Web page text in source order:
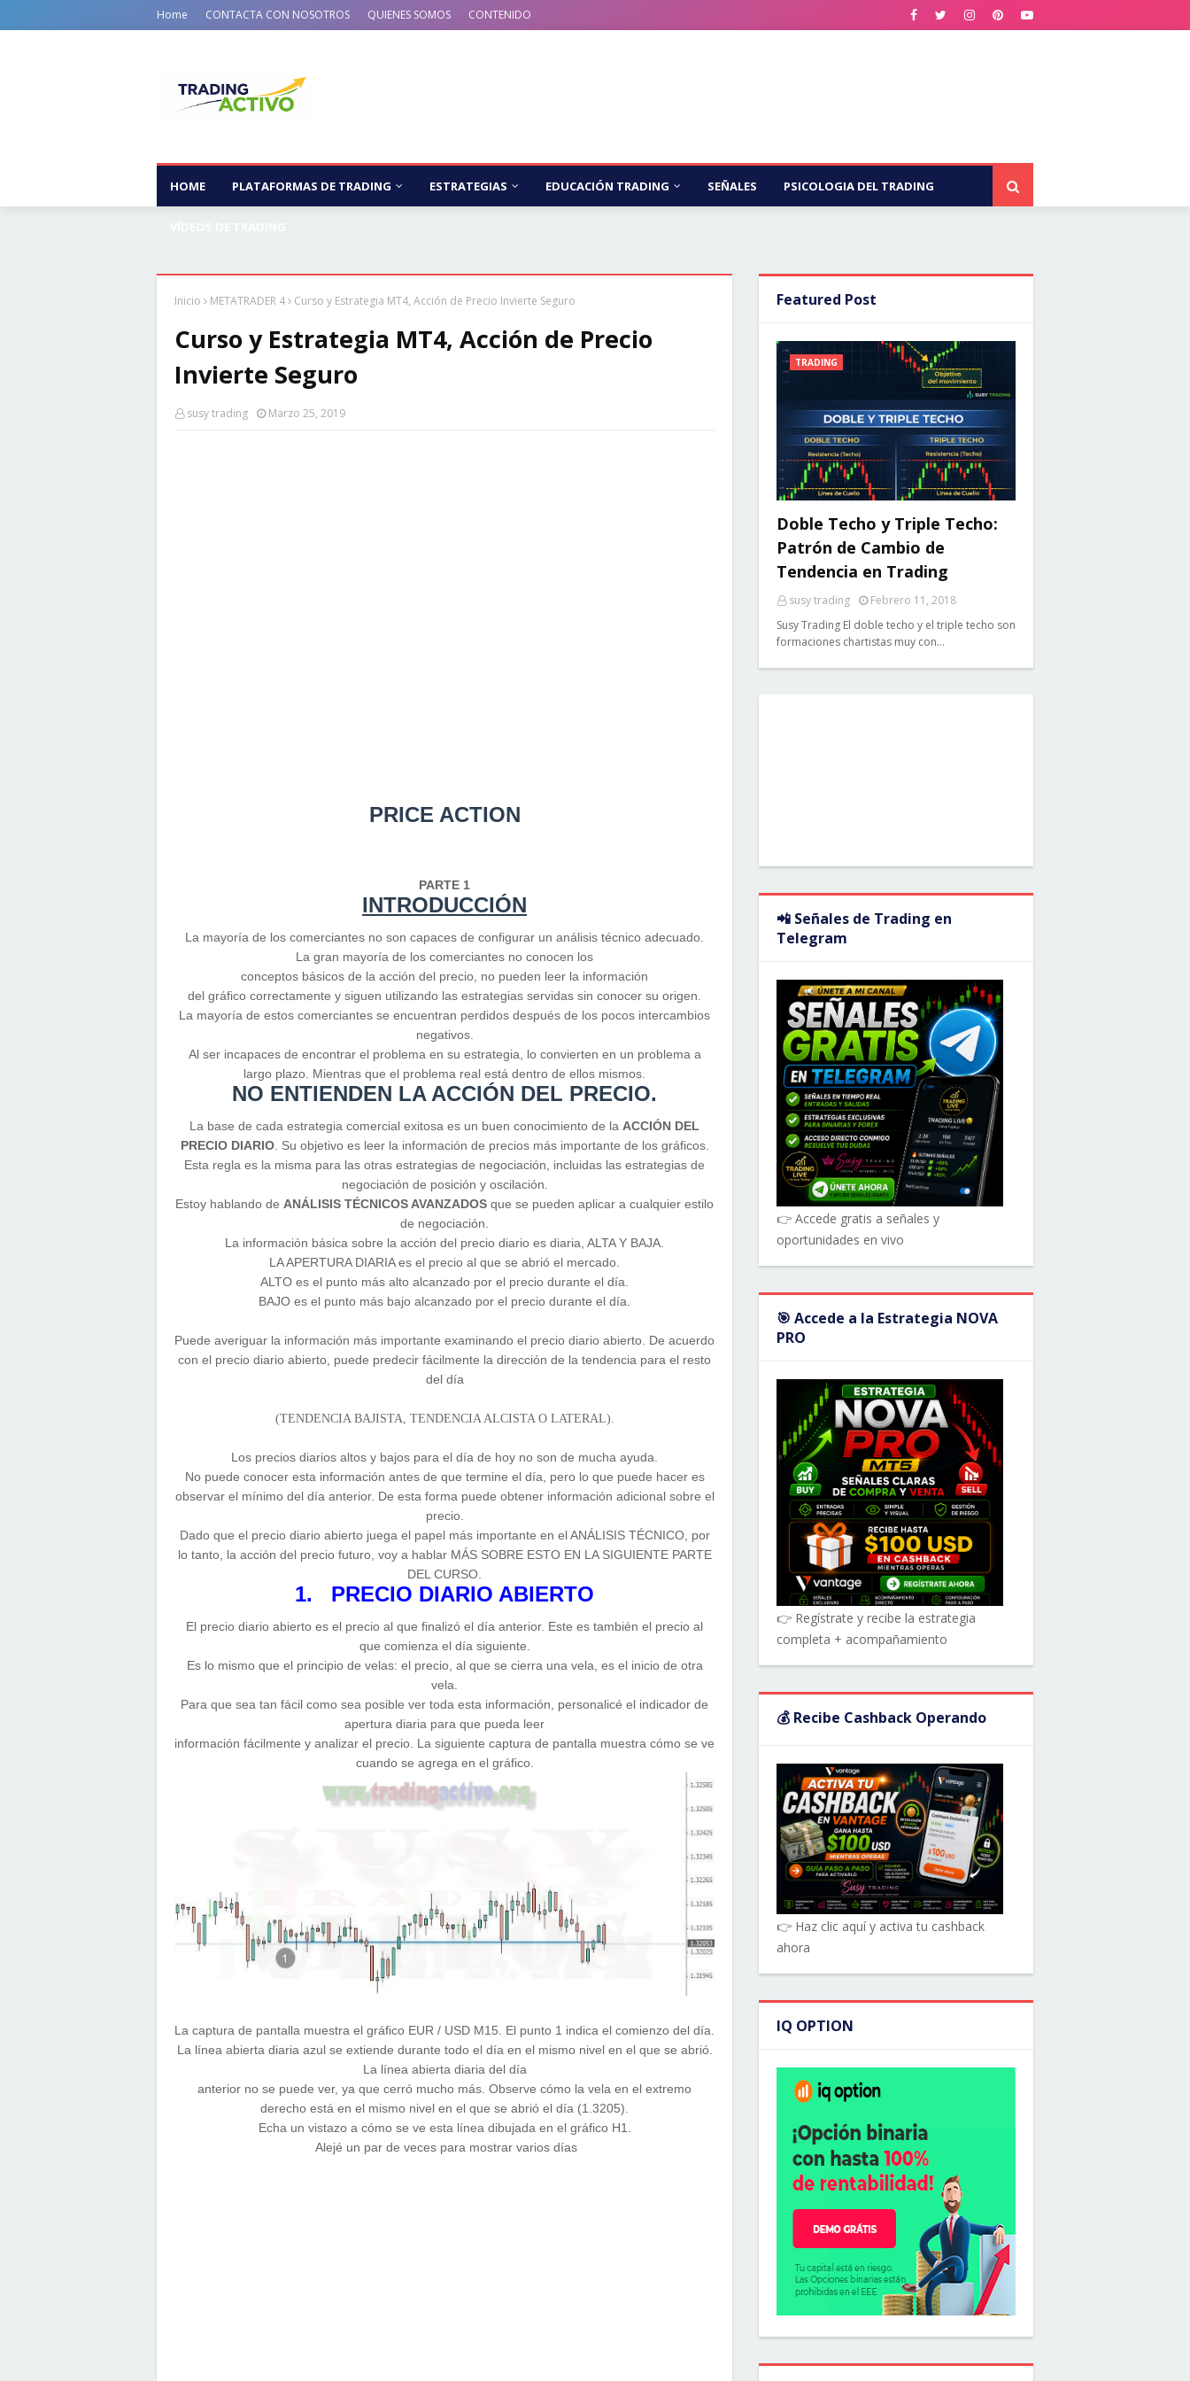
Home CONTACTA CON NOSOTROS QUIENES SOMOS CONTENIDO
HOME PLATAFORMAS DE TRADING ESTRATEGIAS EDUCACIÓN TRADING SEÑALES PSICOLOGIA DEL TRADING
Inicio METATRADER 4 Curso y Estrategia MT4, Acción de Precio Invierte Seguro
Curso y Estrategia MT4, Acción de Precio
Invierte Seguro
susy trading Marzo 25, 2019
PRICE ACTION
PARTE 1
INTRODUCCIÓN
La mayoría de los comerciantes no son capaces de configurar un análisis técnico adecuado.
La gran mayoría de los comerciantes no conocen los
conceptos básicos de la acción del precio, no pueden leer la información
del gráfico correctamente y siguen utilizando las estrategias servidas sin conocer su origen.
La mayoría de estos comerciantes se encuentran perdidos después de los pocos intercambios
negativos.
Al ser incapaces de encontrar el problema en su estrategia, lo convierten en un problema a
largo plazo. Mientras que el problema real está dentro de ellos mismos.
NO ENTIENDEN LA ACCIÓN DEL PRECIO.
La base de cada estrategia comercial exitosa es un buen conocimiento de la ACCIÓN DEL
PRECIO DIARIO. Su objetivo es leer la información de precios más importante de los gráficos.
Esta regla es la misma para las otras estrategias de negociación, incluidas las estrategias de
negociación de posición y oscilación.
Estoy hablando de ANÁLISIS TÉCNICOS AVANZADOS que se pueden aplicar a cualquier estilo
de negociación.
La información básica sobre la acción del precio diario es diaria, ALTA Y BAJA.
LA APERTURA DIARIA es el precio al que se abrió el mercado.
ALTO es el punto más alto alcanzado por el precio durante el día.
BAJO es el punto más bajo alcanzado por el precio durante el día.
Puede averiguar la información más importante examinando el precio diario abierto. De acuerdo
con el precio diario abierto, puede predecir fácilmente la dirección de la tendencia para el resto
del día
(TENDENCIA BAJISTA, TENDENCIA ALCISTA O LATERAL).
Los precios diarios altos y bajos para el día de hoy no son de mucha ayuda.
No puede conocer esta información antes de que termine el día, pero lo que puede hacer es
observar el mínimo del día anterior. De esta forma puede obtener información adicional sobre el
precio.
Dado que el precio diario abierto juega el papel más importante en el ANÁLISIS TÉCNICO, por
lo tanto, la acción del precio futuro, voy a hablar MÁS SOBRE ESTO EN LA SIGUIENTE PARTE
DEL CURSO.
1. PRECIO DIARIO ABIERTO
El precio diario abierto es el precio al que finalizó el día anterior. Este es también el precio al
que comienza el día siguiente.
Es lo mismo que el principio de velas: el precio, al que se cierra una vela, es el inicio de otra
vela.
Para que sea tan fácil como sea posible ver toda esta información, personalicé el indicador de
apertura diaria para que pueda leer
información fácilmente y analizar el precio. La siguiente captura de pantalla muestra cómo se ve
cuando se agrega en el gráfico.
La captura de pantalla muestra el gráfico EUR / USD M15. El punto 1 indica el comienzo del día.
La línea abierta diaria azul se extiende durante todo el día en el mismo nivel en el que se abrió.
La línea abierta diaria del día
anterior no se puede ver, ya que cerró mucho más. Observe cómo la vela en el extremo
derecho está en el mismo nivel en el que se abrió el día (1.3205).
Echa un vistazo a cómo se ve esta línea dibujada en el gráfico H1.
Alejé un par de veces para mostrar varios días
Featured Post
TRADING
Doble Techo y Triple Techo:
Patrón de Cambio de
Tendencia en Trading
susy trading
Febrero 11, 2018
Susy Trading El doble techo y el triple techo son
formaciones chartistas muy con…
📲 Señales de Trading en
Telegram
👉 Accede gratis a señales y
oportunidades en vivo
🎯 Accede a la Estrategia NOVA
PRO
👉 Regístrate y recibe la estrategia
completa + acompañamiento
💰 Recibe Cashback Operando
👉 Haz clic aquí y activa tu cashback
ahora
IQ OPTION